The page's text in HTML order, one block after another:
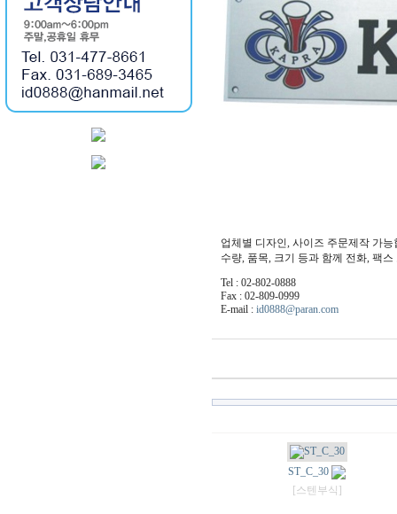
업체별 디자인, 사이즈 주문제작 가능
수량, 품목, 크기 등과 함께 전화, 팩
Tel : 02-802-0888
Fax : 02-809-0999
E-mail : id0888@paran.com
ST_C_30
[스텐부식]